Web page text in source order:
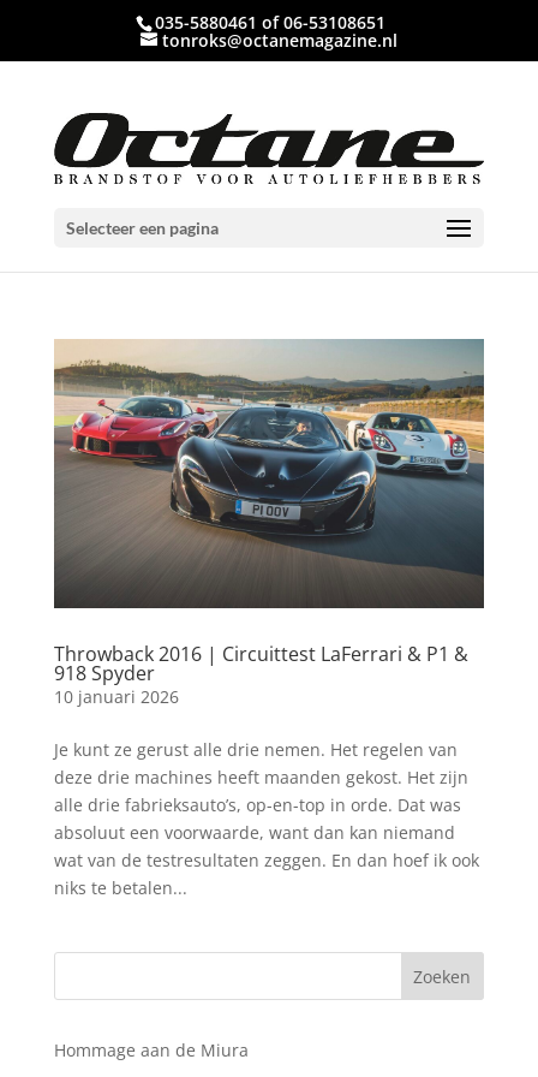
035-5880461 of 06-53108651
tonroks@octanemagazine.nl
Selecteer een pagina
Throwback 2016 | Circuittest LaFerrari & P1 &
918 Spyder
10 januari 2026
Je kunt ze gerust alle drie nemen. Het regelen van
deze drie machines heeft maanden gekost. Het zijn
alle drie fabrieksauto’s, op-en-top in orde. Dat was
absoluut een voorwaarde, want dan kan niemand
wat van de testresultaten zeggen. En dan hoef ik ook
niks te betalen...
Hommage aan de Miura